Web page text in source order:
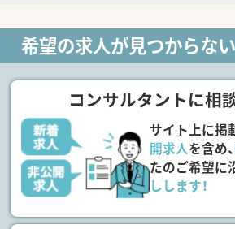
希望の求人が見つからな
コンサルタントに相
サイト上に掲
開求人を含め、
たのご希望に
しします！